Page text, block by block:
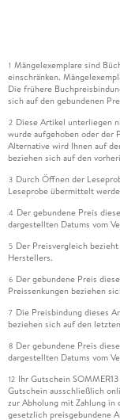
1 Mängelexemplare sind
einschränken.
Die frühere
sich auf den gebundenen
2 Diese Artikel unterliegen
wurde aufgehoben oder der
Alternative wird Ihnen auf
beziehen sich auf den
3 Durch Öffnen der
Leseprobe übermittelt
4 Der gebundene Preis
dargestellten Datums vom
5 Der Preisvergleich
Herstellers.
6 Der gebundene Preis
Preissenkungen beziehen
7 Die Preisbindung dieses
beziehen sich auf den
8 Der gebundene Preis
dargestellten Datums vom
12 Ihr Gutschein
Gutschein ausschließlich
zur Abholung mit Zahlung
gesetzlich preisgebundene